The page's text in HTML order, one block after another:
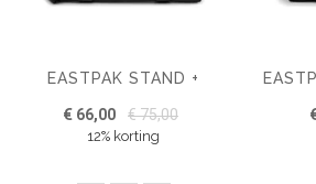
EASTPAK STAND +
€ 66,00 € 75,00
12% korting